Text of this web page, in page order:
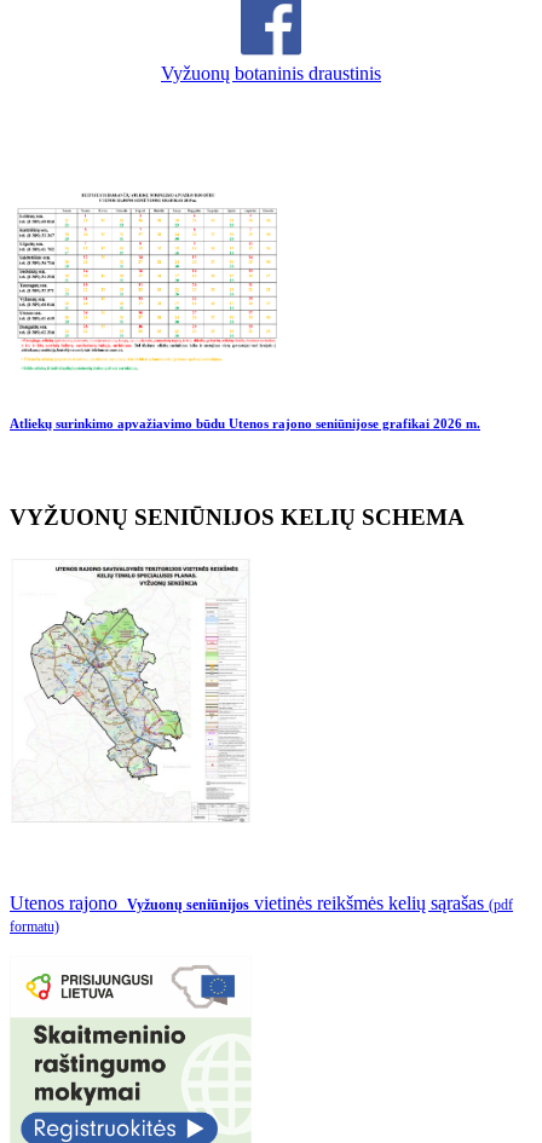
Vyžuonų botaninis draustinis
Atliekų surinkimo apvažiavimo būdu Utenos rajono seniūnijose grafikai 2026 m.
VYŽUONŲ SENIŪNIJOS KELIŲ SCHEMA
Utenos rajono Vyžuonų seniūnijos vietinės reikšmės kelių sąrašas (pdf
formatu)